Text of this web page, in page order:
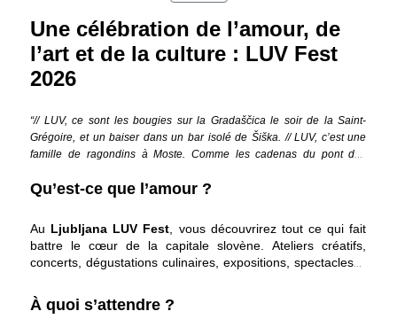
Une célébration de l’amour, de
l’art et de la culture : LUV Fest
2026
“// LUV, ce sont les bougies sur la Gradaščica le soir de la Saint-
Grégoire, et un baiser dans un bar isolé de Šiška. // LUV, c’est une
famille de ragondins à Moste. Comme les cadenas du pont des
c’est Ljubljana.”
Qu’est-ce que l’amour ?
Au Ljubljana LUV Fest, vous découvrirez tout ce qui fait
battre le cœur de la capitale slovène. Ateliers créatifs,
concerts, dégustations culinaires, expositions, spectacles…
café dans les charmants cafés de Ljubljana ou goûter un
riche gâteau au chocolat à l’Atelier : en février et mars, la
À quoi s’attendre ?